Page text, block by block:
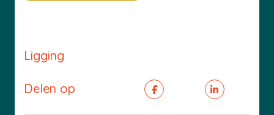
Ligging
Delen op